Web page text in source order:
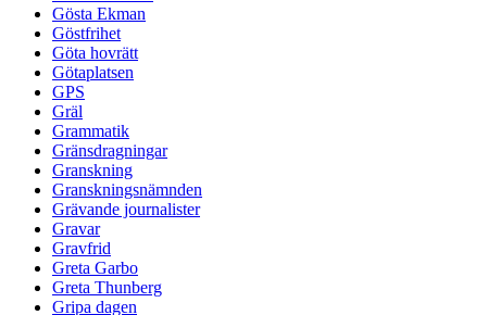
Gösta Ekman
Göstfrihet
Göta hovrätt
Götaplatsen
GPS
Gräl
Grammatik
Gränsdragningar
Granskning
Granskningsnämnden
Grävande journalister
Gravar
Gravfrid
Greta Garbo
Greta Thunberg
Gripa dagen